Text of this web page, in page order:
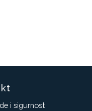
i sigurnost